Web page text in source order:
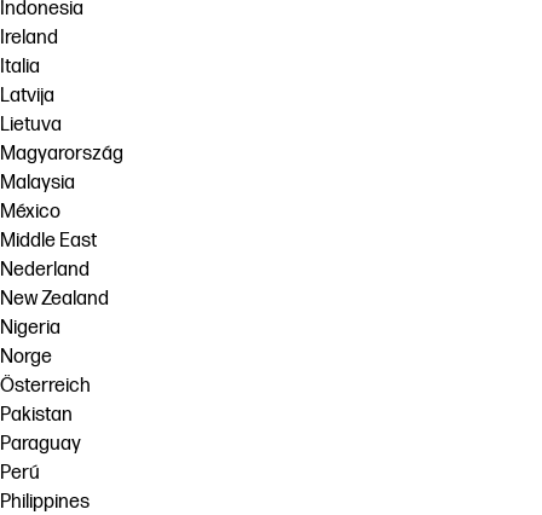
Indonesia
Ireland
Italia
Latvija
Lietuva
Magyarország
Malaysia
México
Middle East
Nederland
New Zealand
Nigeria
Norge
Österreich
Pakistan
Paraguay
Perú
Philippines